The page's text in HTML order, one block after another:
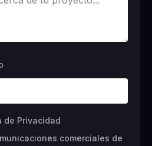
de Privacidad
comerciales de